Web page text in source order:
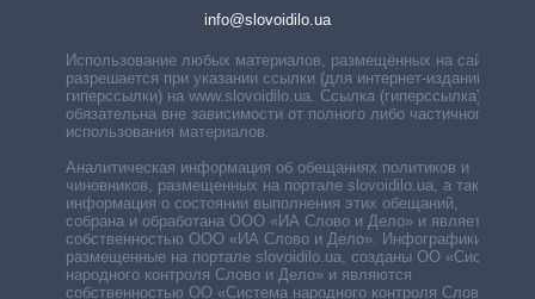
info@slovoidilo.ua
Использование любых материалов, размещённых на сайте,
разрешается при указании ссылки (для интернет-изданий —
гиперссылки) на www.slovoidilo.ua. Ссылка (гиперссылка)
обязательна вне зависимости от полного либо частичного
использования материалов.
Аналитическая информация об обещаниях политиков и
чиновников, размещенных на портале slovoidilo.ua, а также
информация о состоянии выполнения этих обещаний,
собрана и обработана ООО «ИА Слово и Дело» и является
собственностью ООО «ИА Слово и Дело». Инфографики,
размещенные на портале slovoidilo.ua, созданы ОО «Система
народного контроля Слово и Дело» и являются
собственностью ОО «Система народного контроля Слово и